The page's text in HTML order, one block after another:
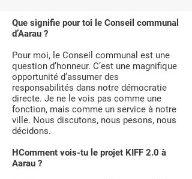
Que signifie pour toi le Conseil communal
d’Aarau ?
Pour moi, le Conseil communal est une
question d’honneur. C’est une magnifique
opportunité d’assumer des
responsabilités dans notre démocratie
directe. Je ne le vois pas comme une
fonction, mais comme un service à notre
ville. Nous discutons, nous pesons, nous
décidons.
HComment vois-tu le projet KIFF 2.0 à
Aarau ?